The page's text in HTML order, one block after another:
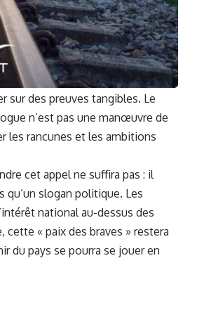
sur des preuves tangibles. Le
n’est pas une manœuvre de
les rancunes et les ambitions
cet appel ne suffira pas : il
qu’un slogan politique. Les
national au-dessus des
« paix des braves » restera
du pays se pourra se jouer en